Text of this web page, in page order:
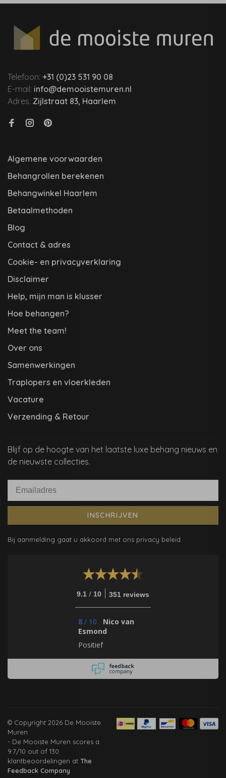
Telefoon: +31 (0)23 531 90 08
E-mail: info@demooistemuren.nl
Adres: Zijlstraat 83, Haarlem
Algemene voorwaarden
Behangrollen berekenen
Behangwinkel Haarlem
Betaalmethoden
Blog
Contact & adres
Cookie- en privacyverklaring
Disclaimer
Help, mijn man is klusser
Hoe behangen?
Meet the team!
Over ons
Samenwerkingen
Traplopers en vloerkleden
Vacature
Verzending & Retour
Blijf op de hoogte van het laatste luxe behang nieuws en
de nieuwste collecties.
INSCHRIJVEN
Bij aanmelding gaat u akkoord met ons privacy beleid.
9.1 / 10 351 reviews
8 / 10
Nico van
Esmond
Positief
© Copyright 2026 De Mooiste
Muren
- De Mooiste Muren scores a
9.7/10 out of 130
klantbeoordelingen at The
Feedback Company